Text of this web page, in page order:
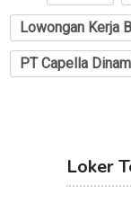
Lowongan Kerja
PT Capella
Loker